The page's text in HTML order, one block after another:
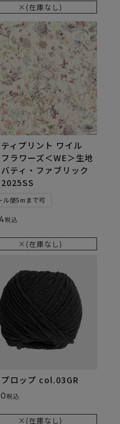
×(在庫なし)
ティプリント ワイル
フラワーズ＜WE＞生地
バティ・ファブリック
ル便5mまで可
税込
×(在庫なし)
プロップ col.03GR
税込
×(在庫なし)